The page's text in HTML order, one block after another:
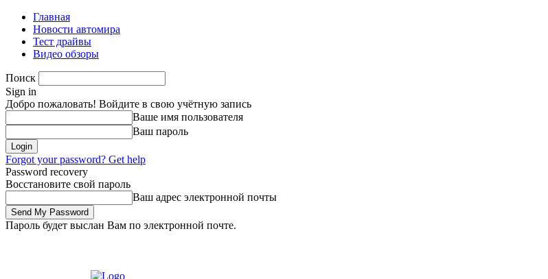
Главная
Новости автомира
Тест драйвы
Видео обзоры
Поиск
Sign in
Добро пожаловать! Войдите в свою учётную запись
Ваше имя пользователя
Ваш пароль
Forgot your password? Get help
Password recovery
Восстановите свой пароль
Ваш адрес электронной почты
Пароль будет выслан Вам по электронной почте.